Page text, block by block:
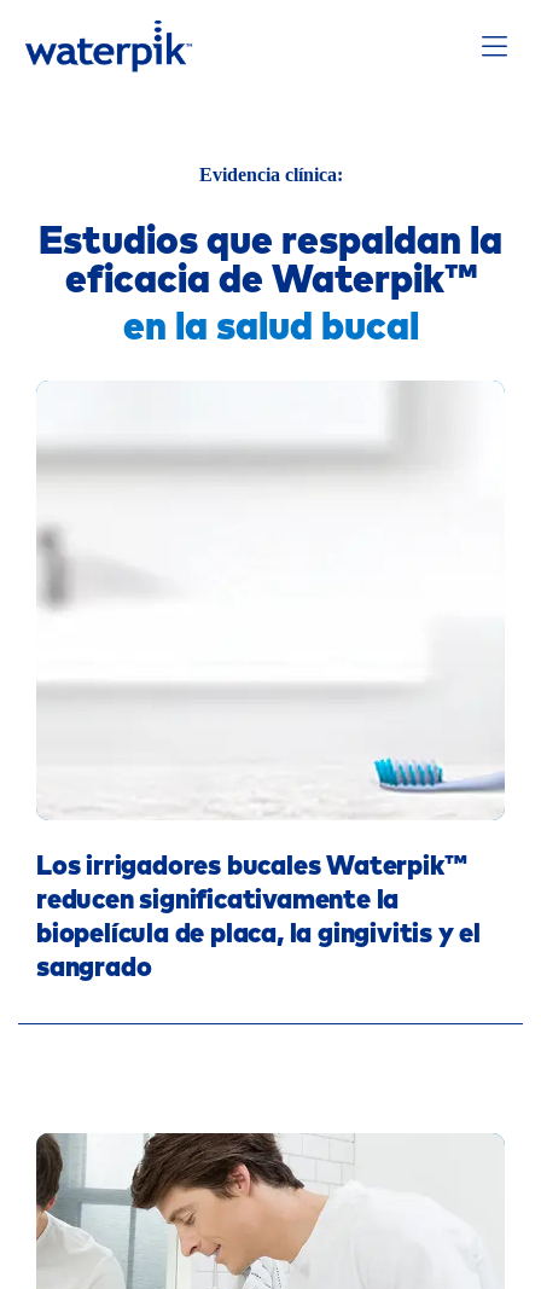
Evidencia clínica:
Estudios que respaldan la
eficacia de Waterpik™
en la salud bucal
Los irrigadores bucales Waterpik™
reducen significativamente la
biopelícula de placa, la gingivitis y el
sangrado